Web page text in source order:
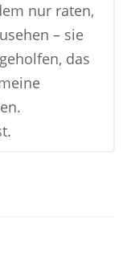
nur raten,
– sie
das